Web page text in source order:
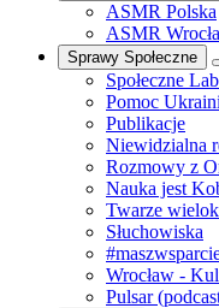
ASMR Polska
ASMR
Sprawy Społeczne
Społeczne
Pomoc
Publikacje
Niewidzialna
Rozmowy z
Nauka jest
Twarze
Słuchowiska
Wrocław -
Pulsar